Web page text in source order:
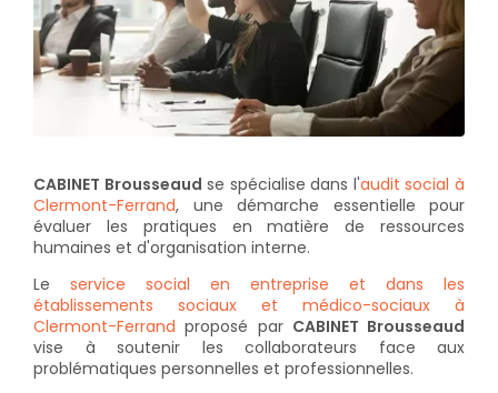
CABINET Brousseaud se spécialise dans l'audit social à
Clermont-Ferrand, une démarche essentielle pour
évaluer les pratiques en matière de ressources
humaines et d'organisation interne.
Le service social en entreprise et dans les
établissements sociaux et médico-sociaux à
Clermont-Ferrand proposé par CABINET Brousseaud
vise à soutenir les collaborateurs face aux
problématiques personnelles et professionnelles.